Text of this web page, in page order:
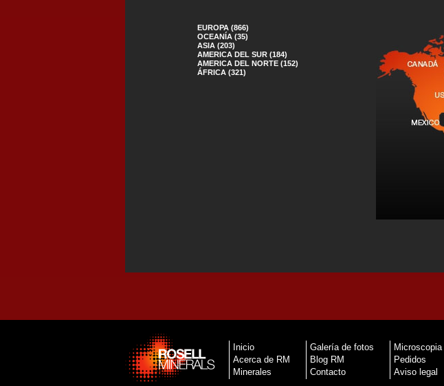
EUROPA (866)
OCEANÍA (35)
ASIA (203)
AMERICA DEL SUR (184)
AMERICA DEL NORTE (152)
ÁFRICA (321)
Inicio
Acerca de RM
Minerales
Galería de fotos
Blog RM
Contacto
Pedidos
Aviso legal